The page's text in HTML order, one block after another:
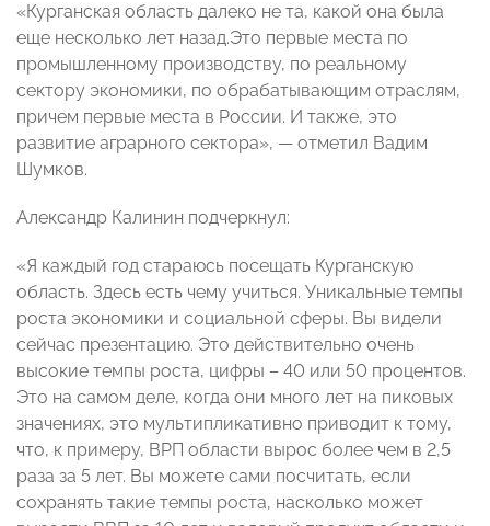
«Курганская область далеко не та, какой она была
еще несколько лет назад.Это первые места по
промышленному производству, по реальному
сектору экономики, по обрабатывающим отраслям,
причем первые места в России. И также, это
развитие аграрного сектора», — отметил Вадим
Шумков.
Александр Калинин подчеркнул:
«Я каждый год стараюсь посещать Курганскую
область. Здесь есть чему учиться. Уникальные темпы
роста экономики и социальной сферы. Вы видели
сейчас презентацию. Это действительно очень
высокие темпы роста, цифры – 40 или 50 процентов.
Это на самом деле, когда они много лет на пиковых
значениях, это мультипликативно приводит к тому,
что, к примеру, ВРП области вырос более чем в 2,5
раза за 5 лет. Вы можете сами посчитать, если
сохранять такие темпы роста, насколько может